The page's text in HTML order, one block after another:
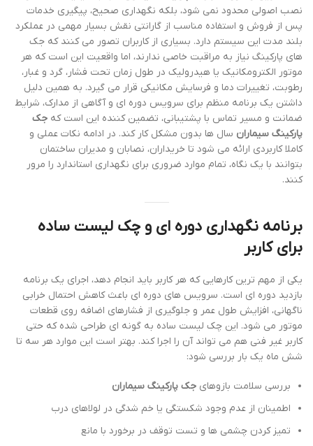
نصب اصولی محدود نمی شود، بلکه نگهداری صحیح، پیگیری خدمات
پس از فروش و استفاده مناسب از گارانتی نقش بسیار مهمی در عملکرد
بلند مدت این سیستم دارد. بسیاری از کاربران تصور می کنند که جک
های پارکینگ نیاز به مراقبت خاصی ندارند، اما واقعیت این است که هر
موتور الکترومکانیک یا هیدرولیک در طول زمان تحت فشار، گرد و غبار،
رطوبت، تغییرات دما و فرسایش مکانیکی قرار می گیرد. به همین دلیل
داشتن یک برنامه منظم برای سرویس دوره ای و آگاهی از مدارک، شرایط
ضمانت و مسیر تماس با پشتیبانی، تضمین کننده این است که جک
پارکینگ سیماران سال ها بدون مشکل کار کند. در ادامه نکات عملی و
کاملا کاربردی ارائه می شود تا خریداران، نصابان و مدیران ساختمان
بتوانند با یک نگاه، تمام موارد ضروری برای نگهداری استاندارد را مرور
کنند.
برنامه نگهداری دوره ای و چک لیست ساده
برای کاربر
یکی از مهم ترین کارهایی که هر کاربر باید انجام دهد، اجرای یک برنامه
بازدید دوره ای است. سرویس های دوره ای باعث کاهش احتمال خرابی
ناگهانی، افزایش طول عمر و جلوگیری از فشارهای اضافه روی قطعات
موتور می شود. این چک لیست ساده به گونه ای طراحی شده که حتی
کاربر غیر فنی هم می تواند آن را اجرا کند. بهتر است این موارد هر سه تا
شش ماه یک بار بررسی شود:
بررسی سلامت بازوهای جک پارکینگ سیماران
اطمینان از عدم وجود شکستگی یا خم شدگی در لولاهای درب
تمیز کردن چشمی ها و تست توقف در برخورد با مانع